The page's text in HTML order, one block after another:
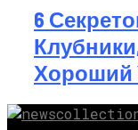
6
Хороший